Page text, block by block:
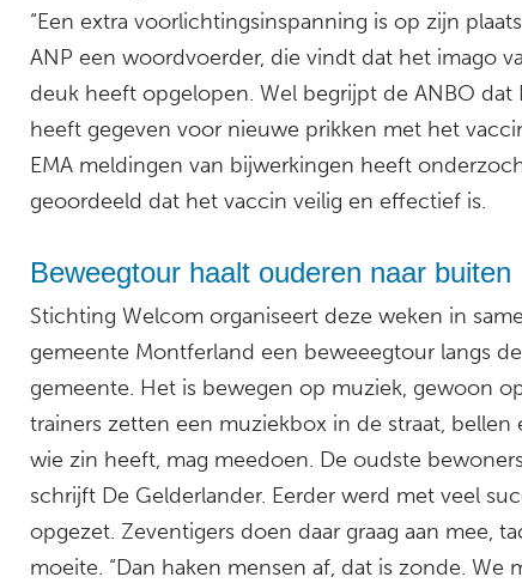
“Een extra voorlichtingsinspanning is op zijn
ANP een woordvoerder, die vindt dat het imago
deuk heeft opgelopen. Wel begrijpt de ANBO
heeft gegeven voor nieuwe prikken met het
EMA meldingen van bijwerkingen heeft
geoordeeld dat het vaccin veilig en effectief is.
Beweegtour haalt ouderen naar buiten
Stichting Welcom organiseert deze weken in
gemeente Montferland een beweeegtour langs
gemeente. Het is bewegen op muziek, gewoon
trainers zetten een muziekbox in de straat, bellen
wie zin heeft, mag meedoen. De oudste
schrijft De Gelderlander. Eerder werd met veel
opgezet. Zeventigers doen daar graag aan mee,
moeite. “Dan haken mensen af, dat is zonde. We